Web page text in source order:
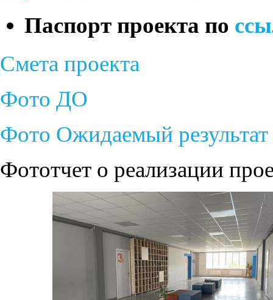
Паспорт проекта по
Смета проекта
Фото ДО
Фото Ожидаемый результат
Фототчет о реализации